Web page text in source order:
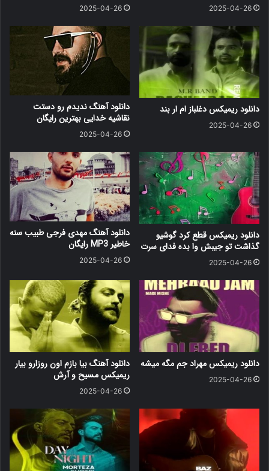
2025-04-26
2025-04-26
دانلود ریمیکس دغلباز ام ار بند
2025-04-26
دانلود آهنگ ندیدم رو دستت
نقاشیه خدایی بهترین رایگان
2025-04-26
دانلود ریمیکس قطع کرد گوشیو
گذاشت تو جیبش وا بده فدای سرت
2025-04-26
دانلود آهنگ مهدی فرجی طبیب سنه
خاطیر MP3 رایگان
2025-04-26
دانلود ریمیکس مهراد جم مگه میشه
2025-04-26
دانلود آهنگ بیا بازم اون روزارو بیار
ریمیکس مسیح و آرش
2025-04-26